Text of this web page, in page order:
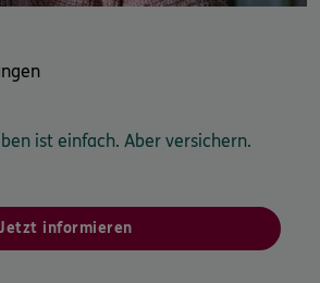
ist einfach. Aber versichern.
informieren